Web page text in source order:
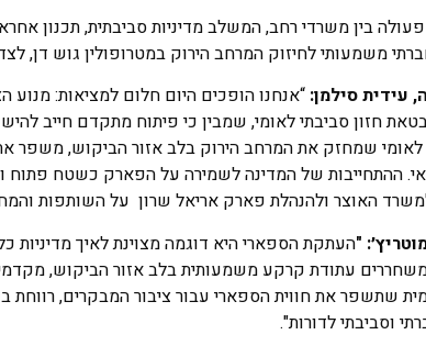
בין משרדי רחב, המשלב מדיניות סביבתית, תכנון
משמעותי לחיזוק המרחב הירוק במטרופולין גוש דן,
עידית סילמן: “אנחנו הופכים היום חלום למציאות:
חזון סביבתי לאומי, שמבין כי פיתוח מתקדם חייב
שמחזק את המרחב הירוק בלב אזור הביקוש, משפר את
ההתחייבות של המדינה לשמירה על הפארק כשטח פתוח
האוצר ולהנהלת פארק אריאל שרון על השותפות
"העתקת הספארי היא דוגמה מצוינת לאיך מדיניות
משחררים עתודת קרקע משמעותית בלב אזור הביקוש,
שתשפר את חווית הספארי עבור ציבור המבקרים, רווחת
וסביבתי לדורות".